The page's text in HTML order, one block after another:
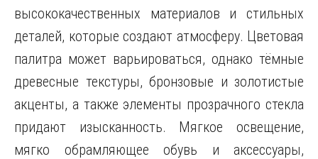
высококачественных материалов и стильных
деталей, которые создают атмосферу. Цветовая
палитра может варьироваться, однако тёмные
древесные текстуры, бронзовые и золотистые
акценты, а также элементы прозрачного стекла
придают изысканность. Мягкое освещение,
мягко обрамляющее обувь и аксессуары,